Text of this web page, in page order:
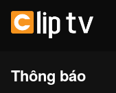
Thông báo